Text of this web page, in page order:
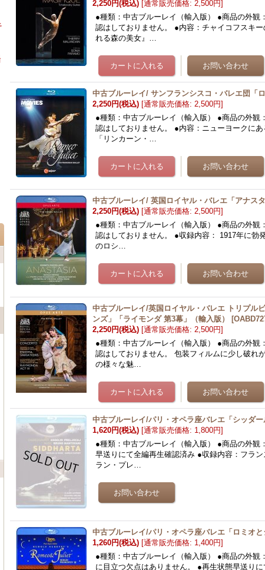
2,250円(税込) [通常販売価格: 2,500円]
●種類：中古ブルーレイ（輸入版） ●商品の外
認はしておりません。 ●内容：チャイコフスキ
れる森の美女』…
中古ブルーレイ/ サンフランシスコ・バレエ団「
2,250円(税込) [通常販売価格: 2,500円]
●種類：中古ブルーレイ（輸入版） ●商品の外
認はしておりません。 ●内容：ニューヨークに
「リンカーン・…
中古ブルーレイ/ 英国ロイヤル・バレエ「アナス
2,250円(税込) [通常販売価格: 2,500円]
●種類：中古ブルーレイ（輸入版） ●商品の外
認はしておりません。 ●収録内容： 1917年に勃
のロシ…
中古ブルーレイ/英国ロイヤル・バレエ トリプル
ンズ」「ライモンダ 第3幕」（輸入版）
[
2,250円(税込) [通常販売価格: 2,500円]
●種類：中古ブルーレイ（輸入版） ●商品の外
認はしておりません。 包装フィルムに少し破れ
の様々な魅…
中古ブルーレイ/パリ・オペラ座バレエ「シッダ
1,620円(税込) [通常販売価格: 1,800円]
●種類：中古ブルーレイ（輸入版） ●商品の外観
早送りにて全編再生確認済み ●収録内容：フラ
ラン・プレ…
中古ブルーレイ/パリ・オペラ座バレエ「ロミオ
1,260円(税込) [通常販売価格: 1,400円]
●種類：中古ブルーレイ（輸入版） ●商品の外
に目立つ欠点はありません。 ●再生状態早送